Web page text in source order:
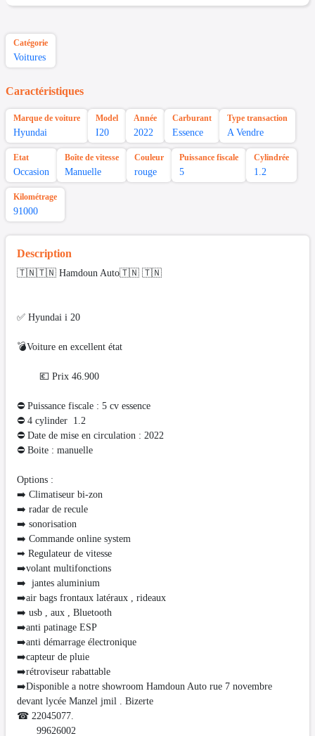
Catégorie
Voitures
Caractéristiques
Marque de voiture
Hyundai
Model
I20
Année
2022
Carburant
Essence
Type transaction
A Vendre
Etat
Occasion
Boîte de vitesse
Manuelle
Couleur
rouge
Puissance fiscale
5
Cylindrée
1.2
Kilométrage
91000
Description
🇹🇳🇹🇳 Hamdoun Auto🇹🇳 🇹🇳
✅ Hyundai i 20
💣Voiture en excellent état
💶 Prix 46.900
⛔ Puissance fiscale : 5 cv essence
⛔️ 4 cylinder 1.2
⛔ Date de mise en circulation : 2022
⛔ Boite : manuelle
Options :
➡️ Climatiseur bi-zon
➡️ radar de recule
➡️ sonorisation
➡️ Commande online system
➡ Regulateur de vitesse
➡️volant multifonctions
➡️ jantes aluminium
➡️air bags frontaux latéraux , rideaux
➡️ usb , aux , Bluetooth
➡️anti patinage ESP
➡️anti démarrage électronique
➡️capteur de pluie
➡️rétroviseur rabattable
➡️Disponible a notre showroom Hamdoun Auto rue 7 novembre
devant lycée Manzel jmil . Bizerte
☎ 22045077.
99626002